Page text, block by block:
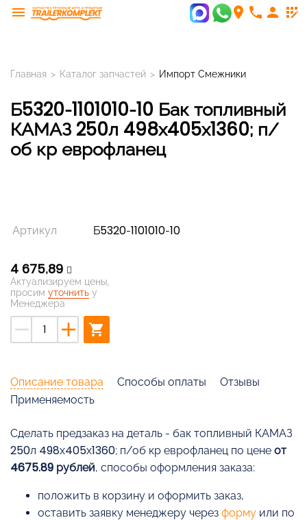
menu room phone person app_registration
Главная > Каталог запчастей > Импорт Смежники
Б5320-1101010-10 Бак топливный
КАМАЗ 250л 498х405х1360; п/
об кр еврофланец
Артикул Б5320-1101010-10
4 675,89
Актуализируем цены,
просим уточнить у
Менеджера
remove add shopping_cart
Описание товара Способы оплаты
Отзывы
Применяемость
Cделать предзаказ на деталь - бак топливный КАМАЗ
250л 498х405х1360; п/об кр еврофланец по цене от
4675.89 рублей, способы оформления заказа:
положить в корзину и оформить заказ,
оставить заявку менеджеру через форму или по